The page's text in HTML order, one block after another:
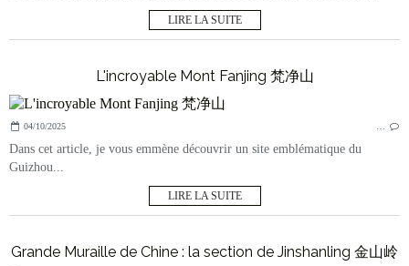
LIRE LA SUITE
L'incroyable Mont Fanjing 梵净山
04/10/2025 …
Dans cet article, je vous emmène découvrir un site emblématique du
Guizhou...
LIRE LA SUITE
Grande Muraille de Chine : la section de Jinshanling 金山岭